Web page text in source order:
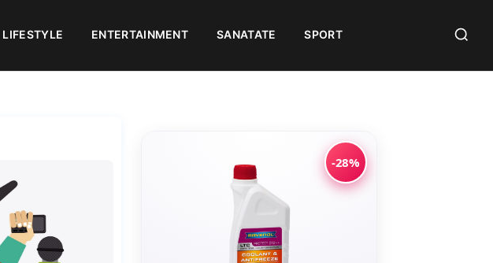
LIFESTYLE ENTERTAINMENT SANATATE SPORT
-28%